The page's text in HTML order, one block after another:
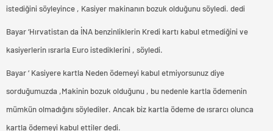
istediğini söyleyince , Kasiyer makinanın bozuk olduğunu söyledi. dedi
Bayar ‘Hırvatistan da İNA benzinliklerin Kredi kartı kabul etmediğini ve
kasiyerlerin ısrarla Euro istediklerini , söyledi.
Bayar ‘ Kasiyere kartla Neden ödemeyi kabul etmiyorsunuz diye
sorduğumuzda ,Makinin bozuk olduğunu , bu nedenle kartla ödemenin
mümkün olmadığını söylediler. Ancak biz kartla ödeme de ısrarcı olunca
kartla ödemeyi kabul ettiler dedi.